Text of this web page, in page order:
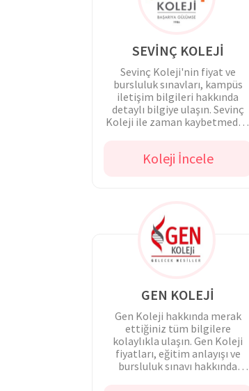
SEVİNÇ KOLEJİ
Sevinç Koleji'nin fiyat ve
bursluluk sınavları, kampüs
iletişim bilgileri hakkında
detaylı bilgiye ulaşın. Sevinç
Koleji ile zaman kaybetmeden
Koleji İncele
GEN KOLEJİ
Gen Koleji hakkında merak
ettiğiniz tüm bilgilere
kolaylıkla ulaşın. Gen Koleji
fiyatları, eğitim anlayışı ve
bursluluk sınavı hakkında